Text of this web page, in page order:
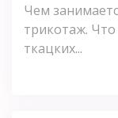
Чем
трикотаж.
ткацких...